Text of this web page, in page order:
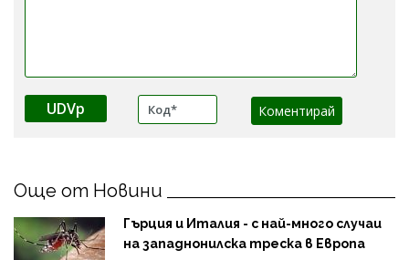
UDVp
Още от Новини
Гърция и Италия - с най-много случаи
на западнонилска треска в Европа